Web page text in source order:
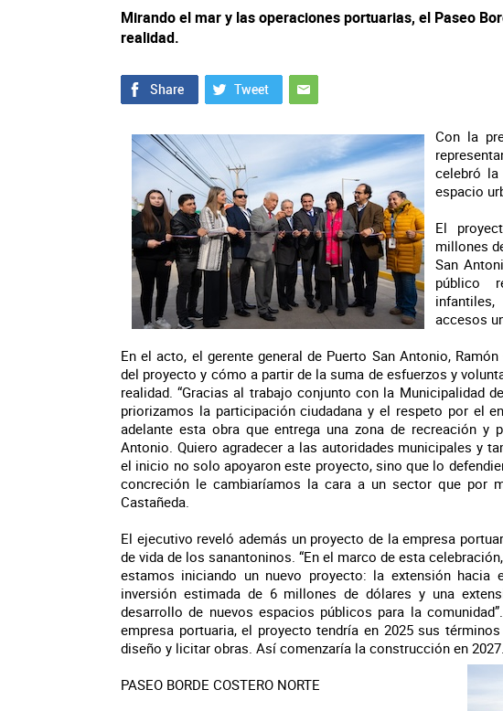
Mirando el mar y las operaciones portuarias, el Paseo
realidad.
Con la
celebró la
espacio
El
millones
San
público
accesos
En el acto, el gerente general de Puerto San Antonio,
del proyecto y cómo a partir de la suma de esfuerzos y
realidad. “Gracias al trabajo conjunto con la Municipalidad
priorizamos la participación ciudadana y el respeto por el
adelante esta obra que entrega una zona de recreación y
Antonio. Quiero agradecer a las autoridades municipales y
el inicio no solo apoyaron este proyecto, sino que lo
concreción le cambiaríamos la cara a un sector que por
Castañeda.
El ejecutivo reveló además un proyecto de la empresa
de vida de los sanantoninos. “En el marco de esta
estamos iniciando un nuevo proyecto: la extensión hacia
inversión estimada de 6 millones de dólares y una
desarrollo de nuevos espacios públicos para la
empresa portuaria, el proyecto tendría en 2025 sus
diseño y licitar obras. Así comenzaría la construcción en 2027.
PASEO BORDE COSTERO NORTE